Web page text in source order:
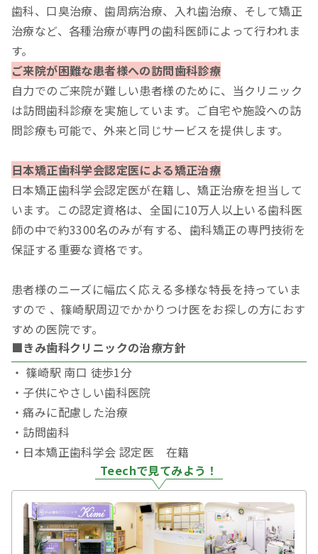
歯科、口臭治療、歯周病治療、入れ歯治療、そして矯正
治療など、各種治療が専門の歯科医師によって行われま
す。
ご来院が困難な患者様への訪問歯科診療
自力でのご来院が難しい患者様のために、当クリニック
は訪問歯科診療を実施しています。ご自宅や施設への訪
問診療も可能で、外来と同じサービスを提供します。
日本矯正歯科学会認定医による矯正治療
日本矯正歯科学会認定医が在籍し、矯正治療を担当して
います。この認定資格は、全国に10万人以上いる歯科医
師の中で約3300名のみが有する、歯科矯正の専門技術を
保証する重要な資格です。
患者様のニーズに幅広く応える多様な特長を持っていま
すので 、篠崎駅周辺でかかりつけ医をお探しの方におす
すめの医院です。
■きみ歯科クリニックの治療方針
・ 篠崎駅 南口 徒歩1分
・子供にやさしい歯科医院
・痛みに配慮した治療
・訪問歯科
・日本矯正歯科学会 認定医 在籍
Teechで見てみよう！